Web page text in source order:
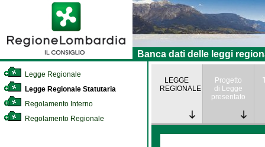
Banca dati delle leggi
Legge Regionale
Legge Regionale Statutaria
Regolamento Interno
Regolamento Regionale
LEGGE
REGIONALE
Progetto
di Legge
presentato